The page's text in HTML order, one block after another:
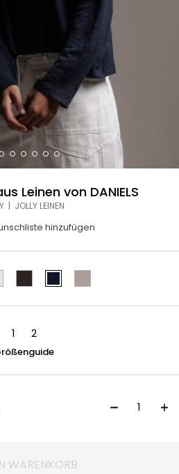
Leinen von DANIELS
| JOLLY LEINEN
hinzufügen
1 2
WARENKORB